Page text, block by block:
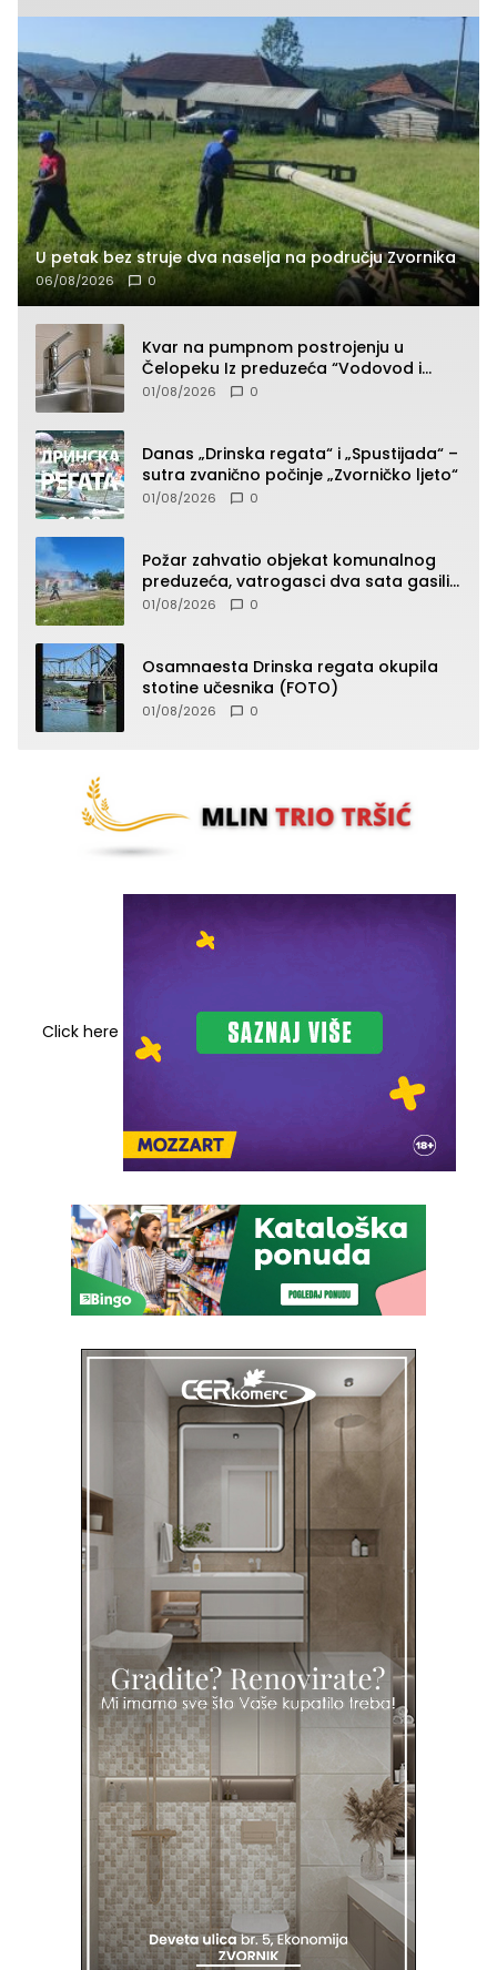
U petak bez struje dva naselja na području Zvornika
06/08/2026 0
Kvar na pumpnom postrojenju u
Čelopeku Iz preduzeća “Vodovod i
komunalije”
01/08/2026 0
Danas „Drinska regata“ i „Spustijada“ –
sutra zvanično počinje „Zvorničko ljeto“
01/08/2026 0
Požar zahvatio objekat komunalnog
preduzeća, vatrogasci dva sata gasili
vatru (FOTO)
01/08/2026 0
Osamnaesta Drinska regata okupila
stotine učesnika (FOTO)
01/08/2026 0
Click here